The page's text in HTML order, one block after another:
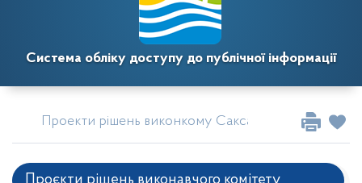
Система обліку доступу до публічної інформації
Проекти рішень виконкому Саксаганської